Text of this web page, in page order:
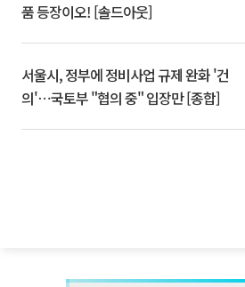
품 등장이오! [솔드아웃]
서울시, 정부에 정비사업 규제 완화 '건
의'⋯국토부 "협의 중" 입장만 [종합]